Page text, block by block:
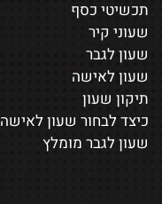
תכשיטי כסף
שעוני קיר
שעון לגבר
שעון לאישה
תיקון שעון
כיצד לבחור שעון לאישה
שעון לגבר מומלץ